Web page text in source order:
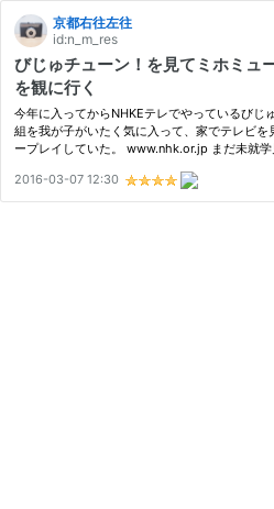
京都右往左往
id:n_m_res
びじゅチューン！を見てミホミュ
を観に行く
今年に入ってからNHKEテレでやっているびじ
組を我が子がいたく気に入って、家でテレビを
ープレイしていた。 www.nhk.or.jp まだ未就学
んだけれど、とにかくこういう美術作品がある
て、…
2016-03-07 12:30